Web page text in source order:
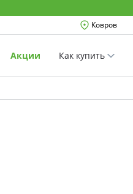
Ковров
Акции Как купить